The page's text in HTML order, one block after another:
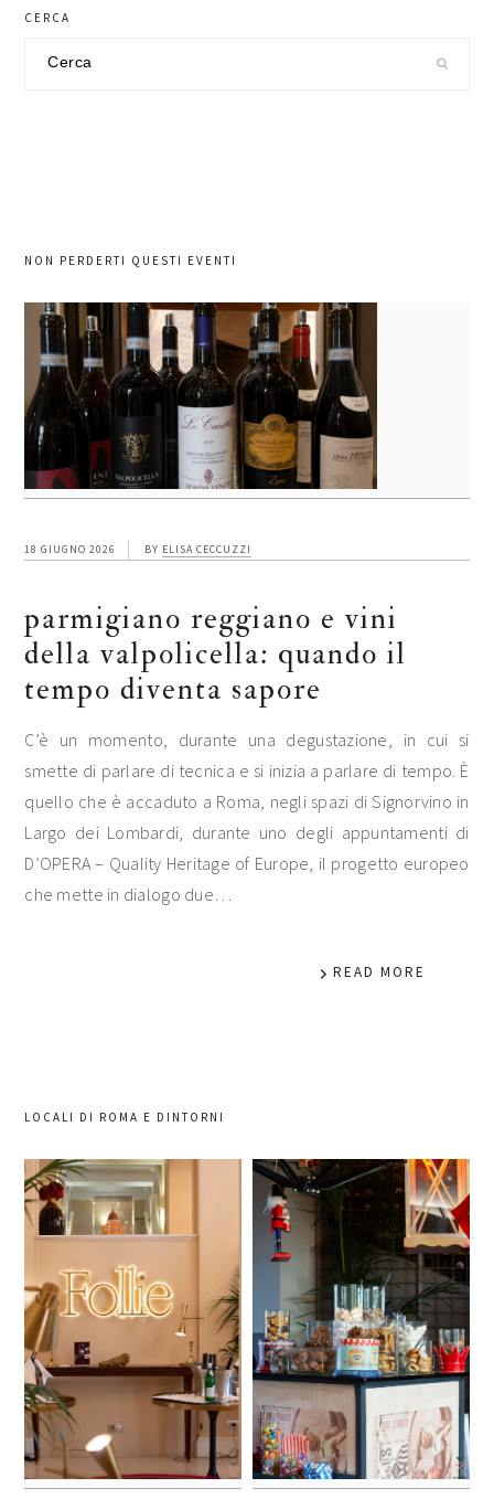
CERCA
NON PERDERTI QUESTI EVENTI
18 GIUGNO 2026 BY ELISA CECCUZZI
parmigiano reggiano e vini
della valpolicella: quando il
tempo diventa sapore
C’è un momento, durante una degustazione, in cui si
smette di parlare di tecnica e si inizia a parlare di tempo. È
quello che è accaduto a Roma, negli spazi di Signorvino in
Largo dei Lombardi, durante uno degli appuntamenti di
D’OPERA – Quality Heritage of Europe, il progetto europeo
che mette in dialogo due…
READ MORE
LOCALI DI ROMA E DINTORNI